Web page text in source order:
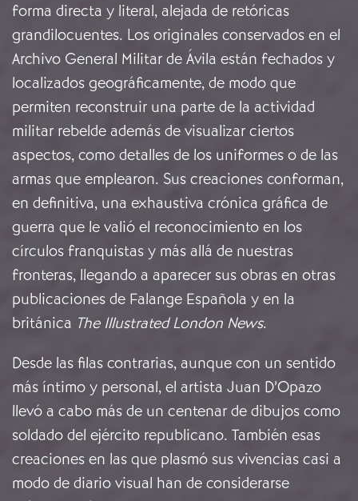
forma directa y literal, alejada de retóricas
grandilocuentes. Los originales conservados en el
Archivo General Militar de Ávila están fechados y
localizados geográficamente, de modo que
permiten reconstruir una parte de la actividad
militar rebelde además de visualizar ciertos
aspectos, como detalles de los uniformes o de las
armas que emplearon. Sus creaciones conforman,
en definitiva, una exhaustiva crónica gráfica de
guerra que le valió el reconocimiento en los
círculos franquistas y más allá de nuestras
fronteras, llegando a aparecer sus obras en otras
publicaciones de Falange Española y en la
británica The Illustrated London News.
Desde las filas contrarias, aunque con un sentido
más íntimo y personal, el artista Juan D’Opazo
llevó a cabo más de un centenar de dibujos como
soldado del ejército republicano. También esas
creaciones en las que plasmó sus vivencias casi a
modo de diario visual han de considerarse